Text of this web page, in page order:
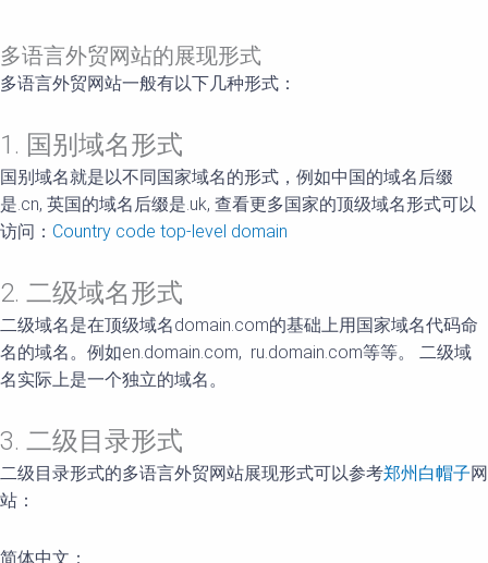
多语言外贸网站的展现形式
多语言外贸网站一般有以下几种形式：
1. 国别域名形式
国别域名就是以不同国家域名的形式，例如中国的域名后缀
是.cn, 英国的域名后缀是.uk, 查看更多国家的顶级域名形式可以
访问： Country code top-level domain
2. 二级域名形式
二级域名是在顶级域名domain.com的基础上用国家域名代码命
名的域名。例如en.domain.com, ru.domain.com等等。 二级域
名实际上是一个独立的域名。
3. 二级目录形式
二级目录形式的多语言外贸网站展现形式可以参考郑州白帽子网
站：
简体中文：